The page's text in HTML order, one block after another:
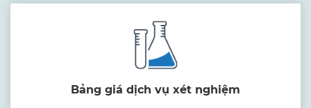
Bảng giá dịch vụ xét nghiệm